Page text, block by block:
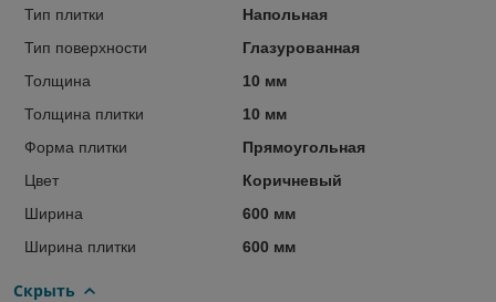
Тип плитки
Напольная
Тип поверхности
Глазурованная
Толщина
10 мм
Толщина плитки
10 мм
Форма плитки
Прямоугольная
Цвет
Коричневый
Ширина
600 мм
Ширина плитки
600 мм
Скрыть